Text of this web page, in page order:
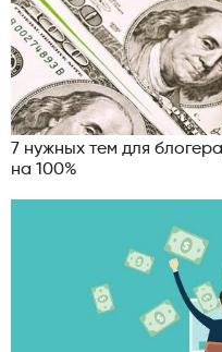
7 нужных тем для
на 100%